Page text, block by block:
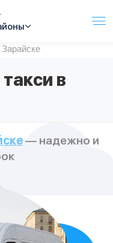
Зарайске
в
— надежно и